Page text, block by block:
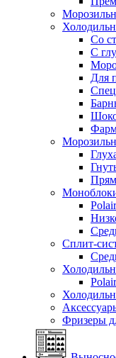
Со
С
Для
Polair
Сплит-
Polair
Фризеры